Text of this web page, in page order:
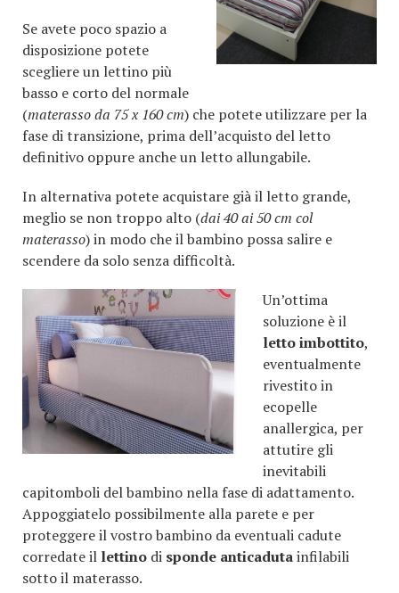
Se avete poco spazio a
disposizione potete
scegliere un lettino più
basso e corto del normale
(materasso da 75 x 160 cm) che potete utilizzare per la
fase di transizione, prima dell’acquisto del letto
definitivo oppure anche un letto allungabile.
In alternativa potete acquistare già il letto grande,
meglio se non troppo alto (dai 40 ai 50 cm col
materasso) in modo che il bambino possa salire e
scendere da solo senza difficoltà.
Un’ottima
soluzione è il
letto imbottito,
eventualmente
rivestito in
ecopelle
anallergica, per
attutire gli
inevitabili
capitomboli del bambino nella fase di adattamento.
Appoggiatelo possibilmente alla parete e per
proteggere il vostro bambino da eventuali cadute
corredate il lettino di sponde anticadutainfilabili
sotto il materasso.